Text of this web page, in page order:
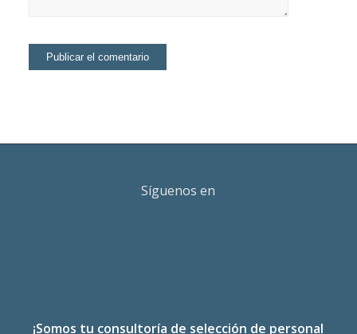
Síguenos en
¡Somos tu consultoría de selección de personal